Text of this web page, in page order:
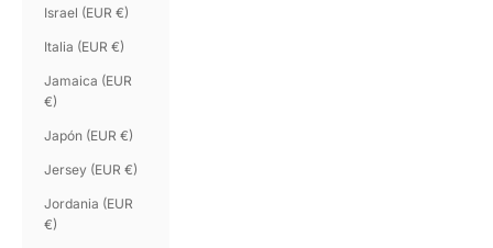
Israel (EUR €)
Italia (EUR €)
Jamaica (EUR
€)
Japón (EUR €)
Jersey (EUR €)
Jordania (EUR
€)